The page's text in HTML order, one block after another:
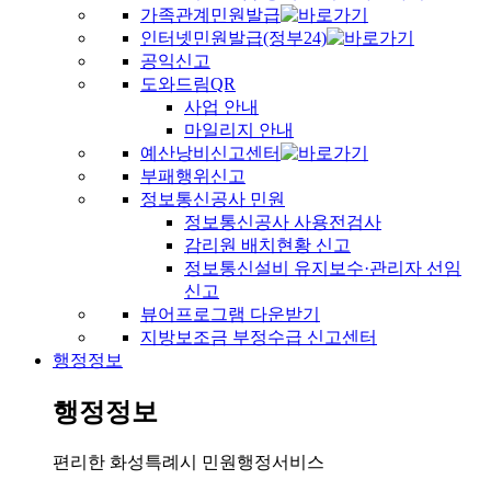
가족관계민원발급
인터넷민원발급(정부24)
공익신고
도와드림QR
사업 안내
마일리지 안내
예산낭비신고센터
부패행위신고
정보통신공사 민원
정보통신공사 사용전검사
감리원 배치현황 신고
정보통신설비 유지보수·관리자 선임
신고
뷰어프로그램 다운받기
지방보조금 부정수급 신고센터
행정정보
행정정보
편리한 화성특례시 민원행정서비스